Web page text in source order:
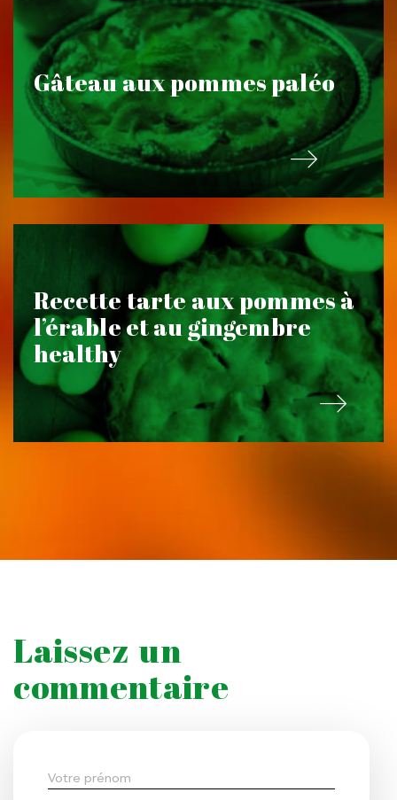
Gâteau aux pommes paléo
Recette tarte aux pommes à
l’érable et au gingembre
healthy
Laissez un
commentaire